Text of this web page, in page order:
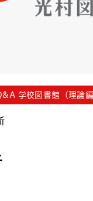
学校図書館（理論編